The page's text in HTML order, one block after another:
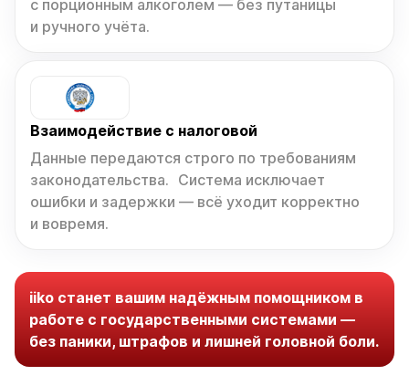
с порционным алкоголем — без путаницы
и ручного учёта.
Взаимодействие с налоговой
Данные передаются строго по требованиям
законодательства. Система исключает
ошибки и задержки — всё уходит корректно
и вовремя.
iiko станет вашим надёжным помощником в
работе с государственными системами —
без паники, штрафов и лишней головной боли.